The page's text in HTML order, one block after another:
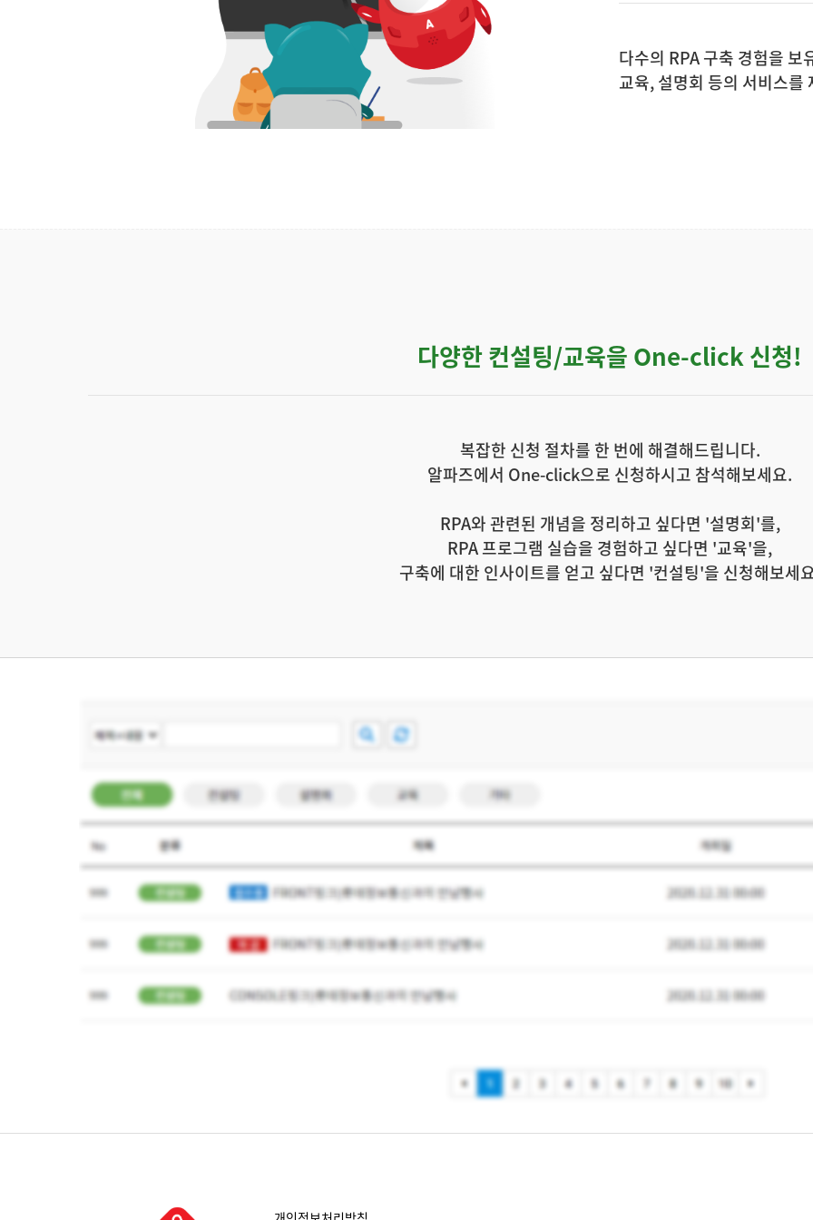
다수의 RPA 구축 경험을
교육, 설명회 등의 서비스를
다양한 컨설팅/교육을 One-click 신청!
복잡한 신청 절차를 한 번에 해결해드립니다.
알파즈에서 One-click으로 신청하시고 참석해보세요.
RPA와 관련된 개념을 정리하고 싶다면 '설명회'를,
RPA 프로그램 실습을 경험하고 싶다면 '교육'을,
구축에 대한 인사이트를 얻고 싶다면 '컨설팅'을 신청해보세